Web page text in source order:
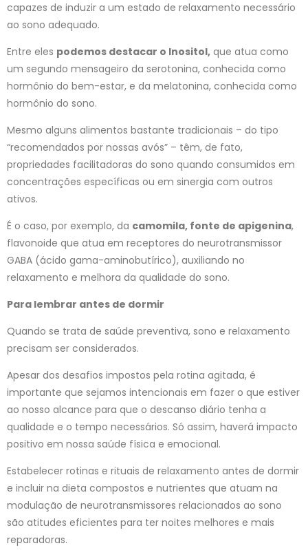
capazes de induzir a um estado de relaxamento necessário
ao sono adequado.
Entre eles podemos destacar o Inositol, que atua como
um segundo mensageiro da serotonina, conhecida como
hormônio do bem-estar, e da melatonina, conhecida como
hormônio do sono.
Mesmo alguns alimentos bastante tradicionais – do tipo
“recomendados por nossas avós” – têm, de fato,
propriedades facilitadoras do sono quando consumidos em
concentrações específicas ou em sinergia com outros
ativos.
É o caso, por exemplo, da camomila, fonte de apigenina,
flavonoide que atua em receptores do neurotransmissor
GABA (ácido gama-aminobutírico), auxiliando no
relaxamento e melhora da qualidade do sono.
Para lembrar antes de dormir
Quando se trata de saúde preventiva, sono e relaxamento
precisam ser considerados.
Apesar dos desafios impostos pela rotina agitada, é
importante que sejamos intencionais em fazer o que estiver
ao nosso alcance para que o descanso diário tenha a
qualidade e o tempo necessários. Só assim, haverá impacto
positivo em nossa saúde física e emocional.
Estabelecer rotinas e rituais de relaxamento antes de dormir
e incluir na dieta compostos e nutrientes que atuam na
modulação de neurotransmissores relacionados ao sono
são atitudes eficientes para ter noites melhores e mais
reparadoras.